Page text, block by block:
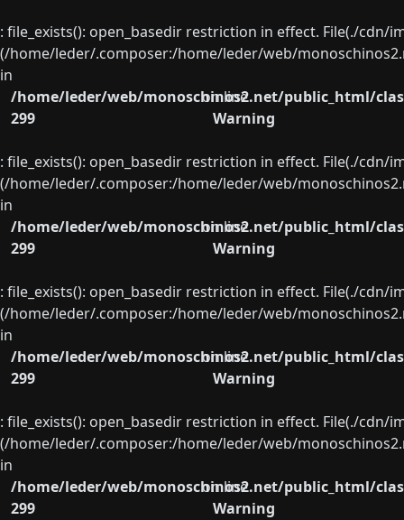
: file_exists(): open_basedir restriction in effect. File(./
(/home/leder/.composer:/home/leder/web/
in
/home/leder/web/monoschinos2.net/public_html/
on line
299
Warning
: file_exists(): open_basedir restriction in effect. File(./
(/home/leder/.composer:/home/leder/web/
in
/home/leder/web/monoschinos2.net/public_html/
on line
299
Warning
: file_exists(): open_basedir restriction in effect. File(./
(/home/leder/.composer:/home/leder/web/
in
/home/leder/web/monoschinos2.net/public_html/
on line
299
Warning
: file_exists(): open_basedir restriction in effect. File(./
(/home/leder/.composer:/home/leder/web/
in
/home/leder/web/monoschinos2.net/public_html/
on line
299
Warning